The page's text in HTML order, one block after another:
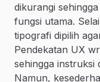
dikurangi
fungsi utama.
tipografi dipilih
Pendekatan UX
sehingga instruksi
Namun,